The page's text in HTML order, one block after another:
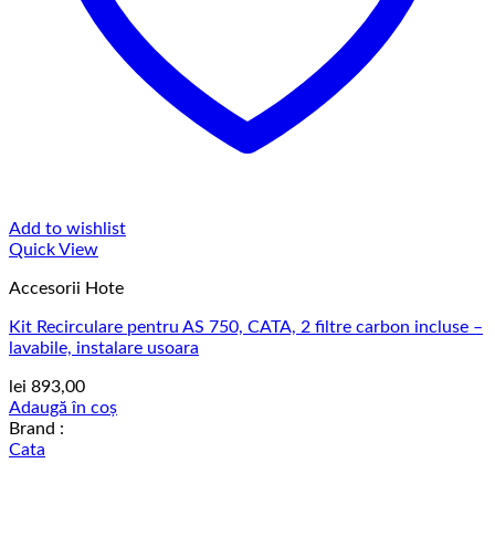
Add to wishlist
Quick View
Accesorii Hote
Kit Recirculare pentru AS 750, CATA, 2 filtre carbon incluse –
lavabile, instalare usoara
lei 893,00
Adaugă în coș
Brand :
Cata